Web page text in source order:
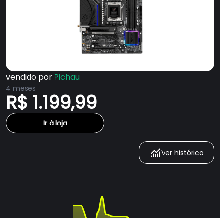
vendido por Pichau
4 meses
R$ 1.199,99
Ir à loja
Ver histórico